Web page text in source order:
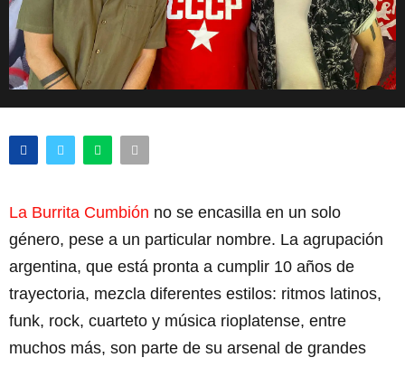
La Burrita Cumbión no se encasilla en un solo
género, pese a un particular nombre. La agrupación
argentina, que está pronta a cumplir 10 años de
trayectoria, mezcla diferentes estilos: ritmos latinos,
funk, rock, cuarteto y música rioplatense, entre
muchos más, son parte de su arsenal de grandes